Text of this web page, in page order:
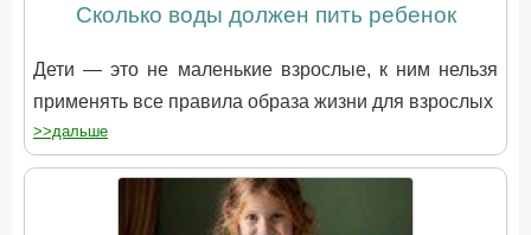
Сколько воды должен пить ребенок
Дети — это не маленькие взрослые, к ним нельзя
применять все правила образа жизни для взрослых
>>дальше